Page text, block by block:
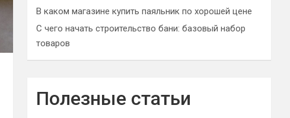
В каком магазине купить паяльник по хорошей цене
С чего начать строительство бани: базовый набор
товаров
Полезные статьи